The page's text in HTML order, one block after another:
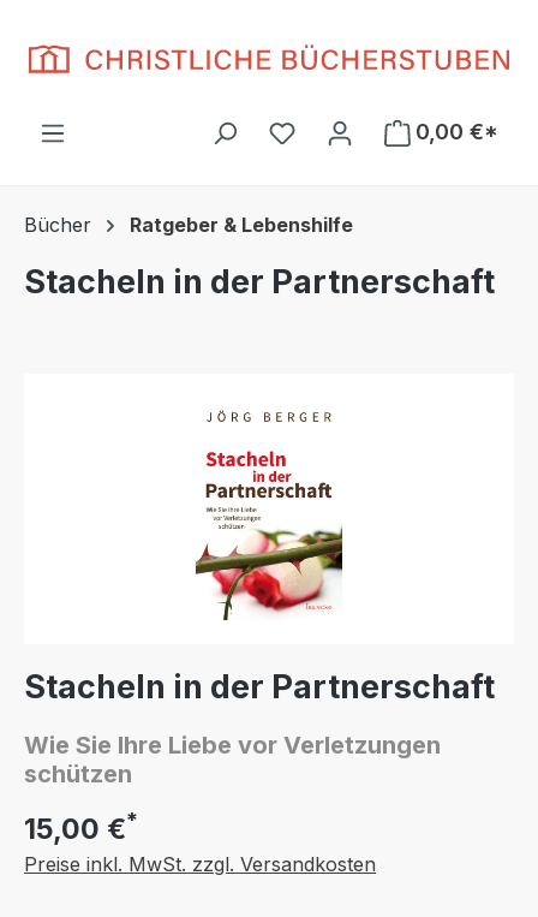
Du hast 0 Produkte auf
0,00 €*
Bücher Ratgeber & Lebenshilfe
Stacheln in der Partnerschaft
Stacheln in der Partnerschaft
Wie Sie Ihre Liebe vor Verletzungen
schützen
15,00 €*
Preise inkl. MwSt. zzgl. Versandkosten